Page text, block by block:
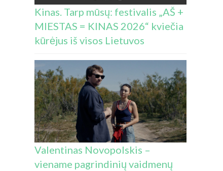
Kinas. Tarp mūsų: festivalis „AŠ +
MIESTAS = KINAS 2026“ kviečia
kūrėjus iš visos Lietuvos
Valentinas Novopolskis –
viename pagrindinių vaidmenų